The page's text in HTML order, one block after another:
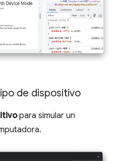
de dispositivo
para simular un